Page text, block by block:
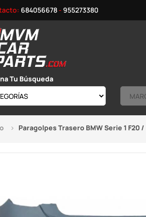
684056678- 955273380
Tu Búsqueda
Paragolpes Trasero BMW Serie 1 F20